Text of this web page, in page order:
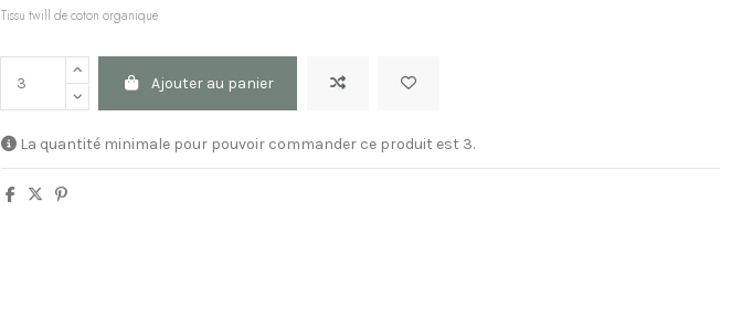
Tissu twill de coton organique
Ajouter au panier
La quantité minimale pour pouvoir commander ce produit est 3.